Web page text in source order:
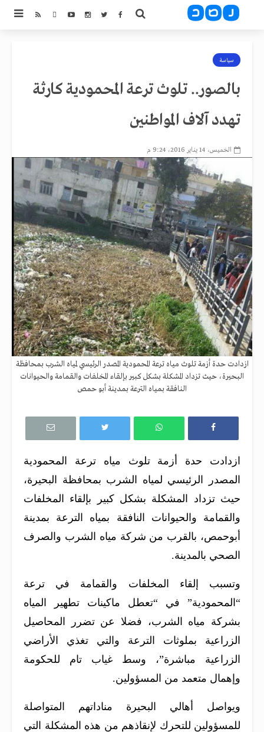
سياسة
بالصور.. تلوث ترعة المحمودية كارثة
تهدد آلاف المواطنين
الخميس، 14 يناير 2016، 9:24 م
ازدادت حدة أزمة تلوث مياه ترعة المحمودية المصدر الرئيسي لمياه الشرب بمحافظة
البحيرة، حيث تزداد المشكلة بشكل كبير بإلقاء المخلفات والقمامة والحيوانات
النافقة بمياه الترعة بمدينة أبو حمص
ازدادت حدة أزمة تلوث مياه ترعة المحمودية
المصدر الرئيسي لمياه الشرب بمحافظة البحيرة،
حيث تزداد المشكلة بشكل كبير بإلقاء المخلفات
والقمامة والحيوانات النافقة بمياه الترعة بمدينة
أبوحمص، بالقرب من شركة مياه الشرب والصرف
الصحي بالمدينة.
وتسبب إلقاء المخلفات والقمامة في ترعة
“المحمودية” في “تعطل ماكينات تطهير المياه
بشركة مياه الشرب، فضلا عن تضرر المحاصيل
الزراعية بملوثات الترعة والتي تغذي الأراضي
الزراعية مباشرة”، وسط غياب تام للحكومة
وإهمال متعمد من المسؤولين.
ويواصل أهالي البحيرة مناداتهم المتواصلة
للمسؤولين للتحرك لإنقاذهم من هذه المشكلة التي